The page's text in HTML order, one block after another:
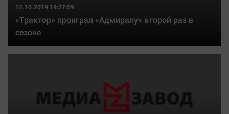
12.10.2019 19:37:59
«Трактор» проиграл «Адмиралу» второй раз в
сезоне